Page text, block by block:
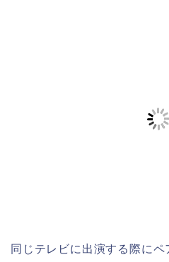
同じテレビに出演する際に